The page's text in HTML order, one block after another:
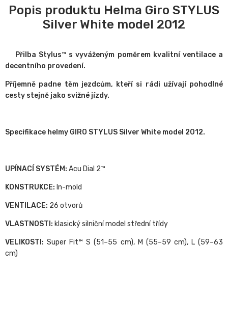
Popis produktu Helma Giro STYLUS
Silver White model 2012
Přilba Stylus™ s vyváženým poměrem kvalitní ventilace a
decentního provedení.
Příjemně padne těm jezdcům, kteří si rádi užívají pohodlné
cesty stejně jako svižné jízdy.
Specifikace helmy GIRO STYLUS Silver White model 2012.
UPÍNACÍ SYSTÉM: Acu Dial 2™
KONSTRUKCE: In-mold
VENTILACE: 26 otvorů
VLASTNOSTI: klasický silniční model střední třídy
VELIKOSTI: Super Fit™ S (51–55 cm), M (55–59 cm), L (59–63
cm)